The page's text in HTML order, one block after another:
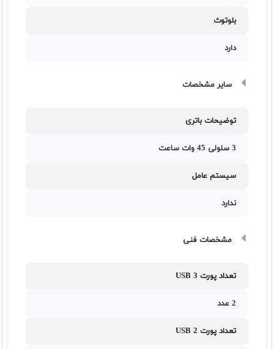
بلوتوث
دارد
سایر مشخصات
توضیحات باتری
3 سلولی 45 وات ساعت
سیستم عامل
ندارد
مشخصات فنی
تعداد پورت USB 3
2 عدد
تعداد پورت USB 2